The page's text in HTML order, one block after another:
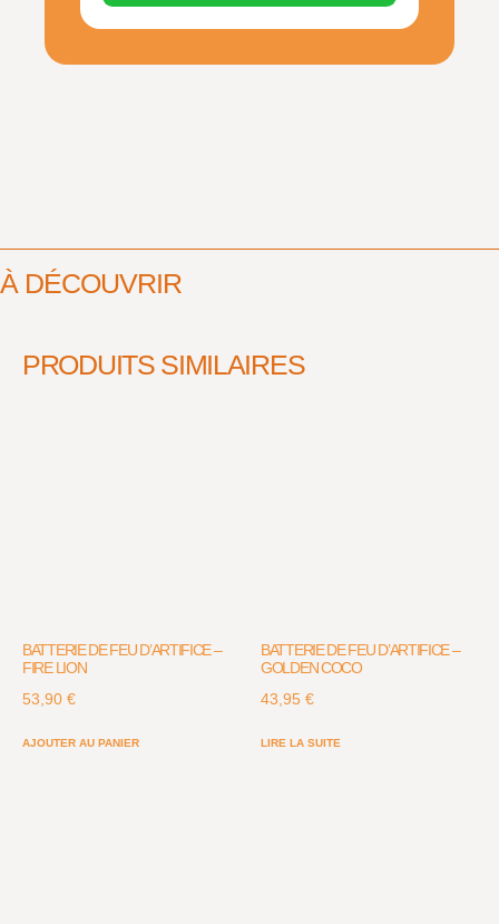
À DÉCOUVRIR
PRODUITS SIMILAIRES
BATTERIE DE FEU D’ARTIFICE –
FIRE LION
53,90 €
AJOUTER AU PANIER
BATTERIE DE FEU D’ARTIFICE –
GOLDEN COCO
43,95 €
LIRE LA SUITE